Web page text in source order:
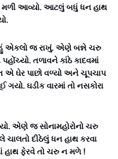
મળી આવ્યો. આટલું બધું ધન હાથ
જ રાખું. એણે બન્ને ચરુ
તળાવને કાંઠે કાદવમાં
એ ઘેર પાછો વળ્યો અને ચૂપચાપ
ઘડીક વારમાં તો નસકોરા
એણે જ સોનામહોરોનો ચરુ
દીઠેલું ધન હાથ કરવા
હાથ ફેરવે તો ચરુ ન મળે !